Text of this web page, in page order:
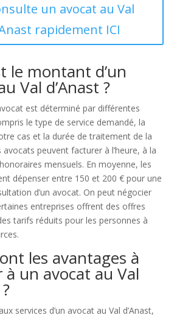
un avocat au Val
rapidement ICI
le montant d’un
Val d’Anast ?
est déterminé par différentes
le type de service demandé, la
cas et la durée de traitement de la
avocats peuvent facturer à l’heure, à la
mensuels. En moyenne, les
dépenser entre 150 et 200 € pour une
d’un avocat. On peut négocier
entreprises offrent des offres
tarifs réduits pour les personnes à
les avantages à
à un avocat au Val
services d’un avocat au Val d’Anast,